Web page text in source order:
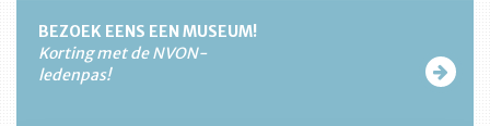
BEZOEK EENS EEN MUSEUM!
Korting met de NVON-
ledenpas!